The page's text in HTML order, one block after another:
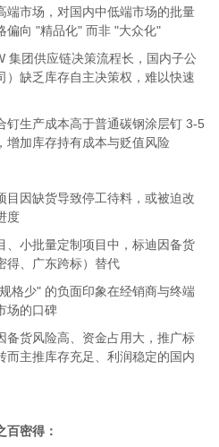
端市场，对国内中低端市场的批量
偏向 "精品化" 而非 "大众化"
集团供应链决策流程长，国内子公
）缺乏库存自主决策权，难以快速
钉生产成本高于普通碳钢涂层钉 3-5
增加库存持有成本与贬值风险
目因缺货导致停工待料，或被迫改
度
、小批量定制项目中，标迪因备货
得、广东跨标）替代
格少" 的负面印象在经销商与终端
场的口碑
备货风险高、资金占用大，推广标
而主推库存充足、利润稳定的国内
百密得 ：